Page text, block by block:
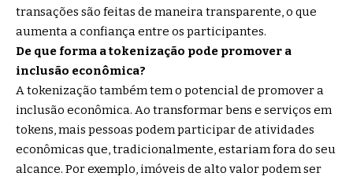
transações são feitas de maneira transparente, o que
aumenta a confiança entre os participantes.
De que forma a tokenização pode promover a
inclusão econômica?
A tokenização também tem o potencial de promover a
inclusão econômica. Ao transformar bens e serviços em
tokens, mais pessoas podem participar de atividades
econômicas que, tradicionalmente, estariam fora do seu
alcance. Por exemplo, imóveis de alto valor podem ser